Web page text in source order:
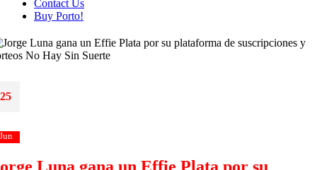
Contact Us
Buy Porto!
25
Luna gana un Effie Plata por su